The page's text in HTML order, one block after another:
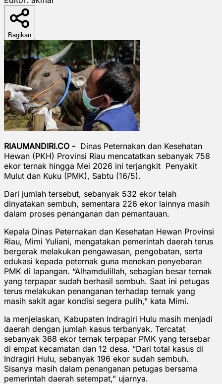
Bagikan
RIAUMANDIRI.CO - Dinas Peternakan dan Kesehatan
Hewan (PKH) Provinsi Riau mencatatkan sebanyak 758
ekor ternak hingga Mei 2026 ini terjangkit Penyakit
Mulut dan Kuku (PMK), Sabtu (16/5).
Dari jumlah tersebut, sebanyak 532 ekor telah
dinyatakan sembuh, sementara 226 ekor lainnya masih
dalam proses penanganan dan pemantauan.
Kepala Dinas Peternakan dan Kesehatan Hewan Provinsi
Riau, Mimi Yuliani, mengatakan pemerintah daerah terus
bergerak melakukan pengawasan, pengobatan, serta
edukasi kepada peternak guna menekan penyebaran
PMK di lapangan. “Alhamdulillah, sebagian besar ternak
yang terpapar sudah berhasil sembuh. Saat ini petugas
terus melakukan penanganan terhadap ternak yang
masih sakit agar kondisi segera pulih,” kata Mimi.
Ia menjelaskan, Kabupaten Indragiri Hulu masih menjadi
daerah dengan jumlah kasus terbanyak. Tercatat
sebanyak 368 ekor ternak terpapar PMK yang tersebar
di empat kecamatan dan 12 desa. “Dari total kasus di
Indragiri Hulu, sebanyak 196 ekor sudah sembuh.
Sisanya masih dalam penanganan petugas bersama
pemerintah daerah setempat,” ujarnya.